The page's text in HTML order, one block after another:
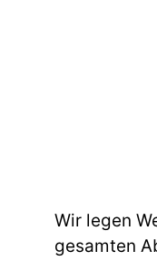
Wir legen
gesamten